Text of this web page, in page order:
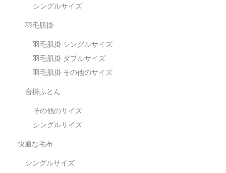
シングルサイズ
羽毛肌掛
羽毛肌掛 シングルサイズ
羽毛肌掛 ダブルサイズ
羽毛肌掛 その他のサイズ
合掛ふとん
その他のサイズ
シングルサイズ
快適な毛布
シングルサイズ